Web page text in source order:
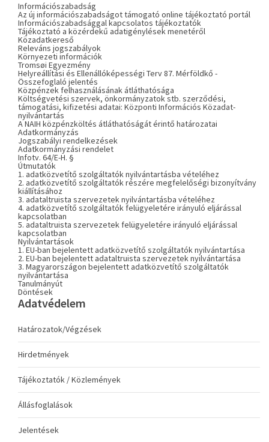
Információszabadság
Az új információszabadságot támogató online tájékoztató portál
Információszabadsággal kapcsolatos tájékoztatók
Tájékoztató a közérdekű adatigénylések menetéről
Közadatkereső
Releváns jogszabályok
Környezeti információk
Tromsøi Egyezmény
Helyreállítási és Ellenállóképességi Terv 87. Mérföldkő -
Összefoglaló jelentés
Közpénzek felhasználásának átláthatósága
Költségvetési szervek, önkormányzatok stb. szerződési,
támogatási, kifizetési adatai: Központi Információs Közadat-
nyilvántartás
A NAIH közpénzköltés átláthatóságát érintő határozatai
Adatkormányzás
Jogszabályi rendelkezések
Adatkormányzási rendelet
Infotv. 64/E-H. §
Útmutatók
1. adatközvetítő szolgáltatók nyilvántartásba vételéhez
2. adatközvetítő szolgáltatók részére megfelelőségi bizonyítvány
kiállításához
3. adataltruista szervezetek nyilvántartásba vételéhez
4. adatközvetítő szolgáltatók felügyeletére irányuló eljárással
kapcsolatban
5. adataltruista szervezetek felügyeletére irányuló eljárással
kapcsolatban
Nyilvántartások
1. EU-ban bejelentett adatközvetítő szolgáltatók nyilvántartása
2. EU-ban bejelentett adataltruista szervezetek nyilvántartása
3. Magyarországon bejelentett adatközvetítő szolgáltatók
nyilvántartása
Tanulmányút
Döntések
Adatvédelem
Határozatok/Végzések
Hirdetmények
Tájékoztatók / Közlemények
Állásfoglalások
Jelentések